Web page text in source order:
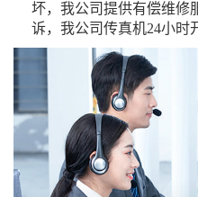
坏，我公司提供有偿维修
诉，我公司传真机24小时